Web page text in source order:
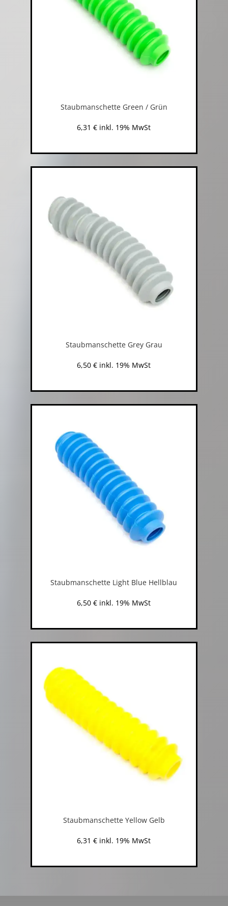
Staubmanschette Green / Grün
6,31€ inkl. 19% MwSt
Staubmanschette Grey Grau
6,50€ inkl. 19% MwSt
Staubmanschette Light Blue Hellblau
6,50€ inkl. 19% MwSt
Staubmanschette Yellow Gelb
6,31€ inkl. 19% MwSt